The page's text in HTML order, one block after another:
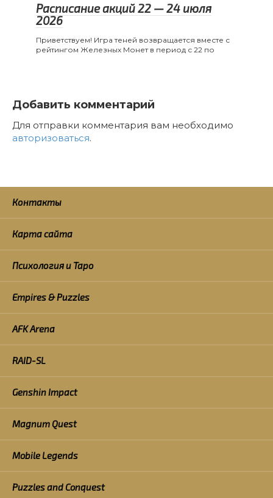
Расписание акций 22 — 24 июля
2026
Приветствуем! Игра теней возвращается вместе с
рейтингом Железных Монет в период с 22 по
Добавить комментарий
Для отправки комментария вам необходимо
авторизоваться.
Контакты
Карта сайта
Психология и Таро
Empires & Puzzles
AFK Arena
RAID-SL
Genshin Impact
Magnum Quest
Mobile Legends
Puzzles and Conquest